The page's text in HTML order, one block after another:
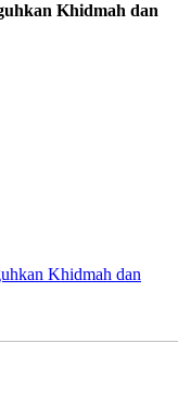
Khidmah dan